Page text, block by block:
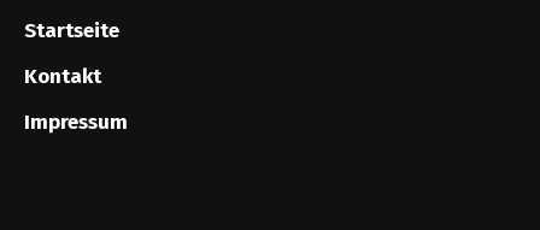
Startseite
Kontakt
Impressum